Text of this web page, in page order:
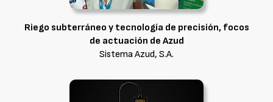
Riego subterráneo y tecnología de precisión, focos
de actuación de Azud
Sistema Azud, S.A.